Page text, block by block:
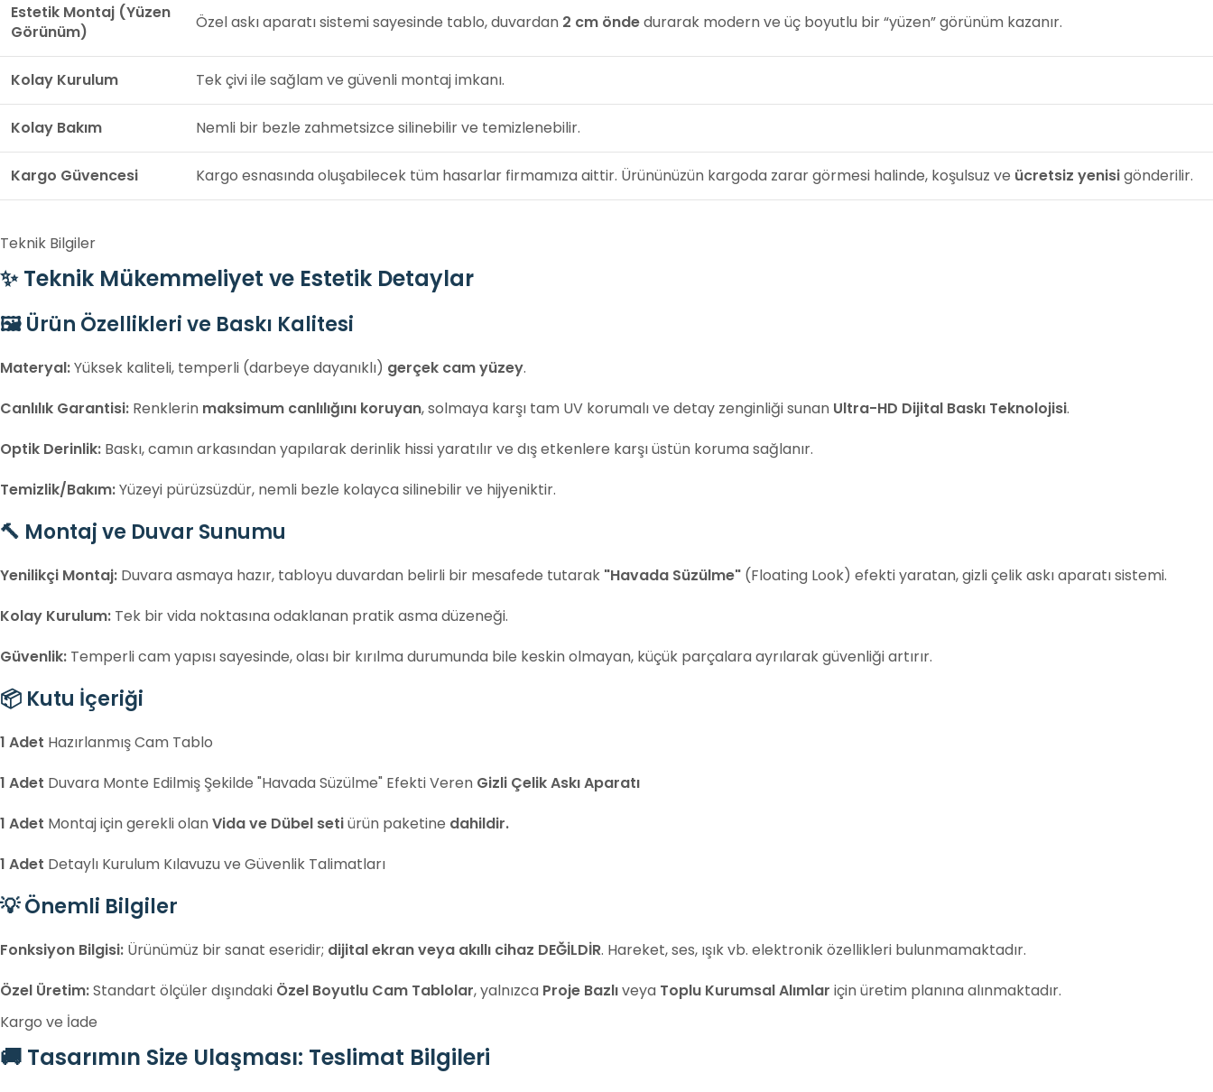
Estetik Montaj (Yüzen
Görünüm)
Özel askı aparatı sistemi sayesinde tablo, duvardan 2 cm öndedurarak modern ve üç boyutlu bir “yüzen” görünüm kazanır.
Kolay Kurulum Tek çivi ile sağlam ve güvenli montaj imkanı.
Kolay Bakım Nemli bir bezle zahmetsizce silinebilir ve temizlenebilir.
Kargo Güvencesi Kargo esnasında oluşabilecek tüm hasarlar firmamıza aittir. Ürününüzün kargoda zarar görmesi halinde, koşulsuz ve ücretsiz yenisigönderilir.
Teknik Bilgiler
✨ Teknik Mükemmeliyet ve Estetik Detaylar
🖼️ Ürün Özellikleri ve Baskı Kalitesi
Materyal:Yüksek kaliteli, temperli (darbeye dayanıklı) gerçek cam yüzey.
Canlılık Garantisi: Renklerin maksimum canlılığını koruyan, solmaya karşı tam UV korumalı ve detay zenginliği sunan Ultra-HD Dijital Baskı Teknolojisi.
Optik Derinlik: Baskı, camın arkasından yapılarak derinlik hissi yaratılır ve dış etkenlere karşı üstün koruma sağlanır.
Temizlik/Bakım:Yüzeyi pürüzsüzdür, nemli bezle kolayca silinebilir ve hijyeniktir.
🔨 Montaj ve Duvar Sunumu
Yenilikçi Montaj: Duvara asmaya hazır, tabloyu duvardan belirli bir mesafede tutarak "Havada Süzülme" (Floating Look) efekti yaratan, gizli çelik askı aparatı sistemi.
Kolay Kurulum: Tek bir vida noktasına odaklanan pratik asma düzeneği.
Güvenlik: Temperli cam yapısı sayesinde, olası bir kırılma durumunda bile keskin olmayan, küçük parçalara ayrılarak güvenliği artırır.
📦 Kutu İçeriği
1 Adet Hazırlanmış Cam Tablo
1 Adet Duvara Monte Edilmiş Şekilde "Havada Süzülme" Efekti Veren Gizli Çelik Askı Aparatı
1 Adet Montaj için gerekli olanVida ve Dübel setiürün paketine dahildir.
1 Adet Detaylı Kurulum Kılavuzu ve Güvenlik Talimatları
💡 Önemli Bilgiler
Fonksiyon Bilgisi: Ürünümüz bir sanat eseridir; dijital ekran veya akıllı cihaz DEĞİLDİR. Hareket, ses, ışık vb. elektronik özellikleri bulunmamaktadır.
Özel Üretim:Standart ölçüler dışındaki Özel Boyutlu Cam Tablolar, yalnızca Proje Bazlıveya Toplu Kurumsal Alımlar için üretim planına alınmaktadır.
Kargo ve İade
🚚 Tasarımın Size Ulaşması: Teslimat Bilgileri